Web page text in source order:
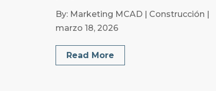
By: Marketing MCAD | Construcción |
marzo 18, 2026
Read More